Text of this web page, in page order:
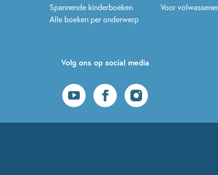
Spannende kinderboeken
Alle boeken per onderwerp
Voor
Volg ons op social media